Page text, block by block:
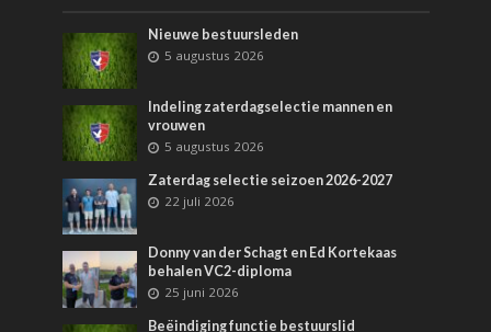
Nieuwe bestuursleden
5 augustus 2026
Indeling zaterdagselectie mannen en
vrouwen
5 augustus 2026
Zaterdag selectie seizoen 2026-2027
22 juli 2026
Donny van der Schagt en Ed Kortekaas
behalen VC2-diploma
25 juni 2026
Beëindiging functie bestuurslid